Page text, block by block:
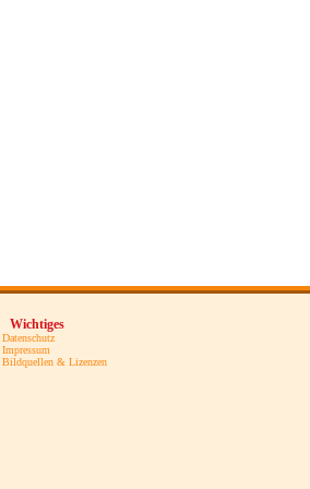
Wichtiges
Datenschutz
Impressum
Bildquellen & Lizenzen